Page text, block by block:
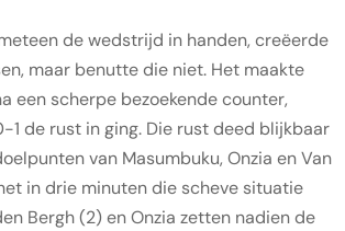
de wedstrijd in handen, creëerde
maar benutte die niet. Het maakte
een scherpe bezoekende counter,
1 de rust in ging. Die rust deed blijkbaar
van Masumbuku, Onzia en Van
in drie minuten die scheve situatie
Bergh (2) en Onzia zetten nadien de